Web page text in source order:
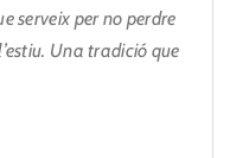
serveix per no perdre
Una tradició que